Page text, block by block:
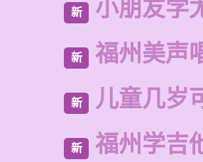
新 小朋友学
新 福州美声
新 儿童几岁
新 福州学吉